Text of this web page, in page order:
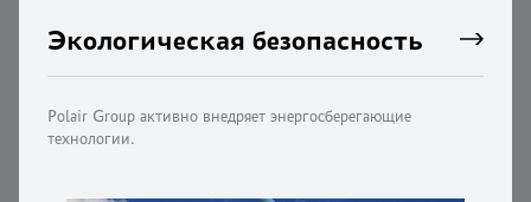
Экологическая безопасность
Polair Group активно внедряет энергосберегающие
технологии.